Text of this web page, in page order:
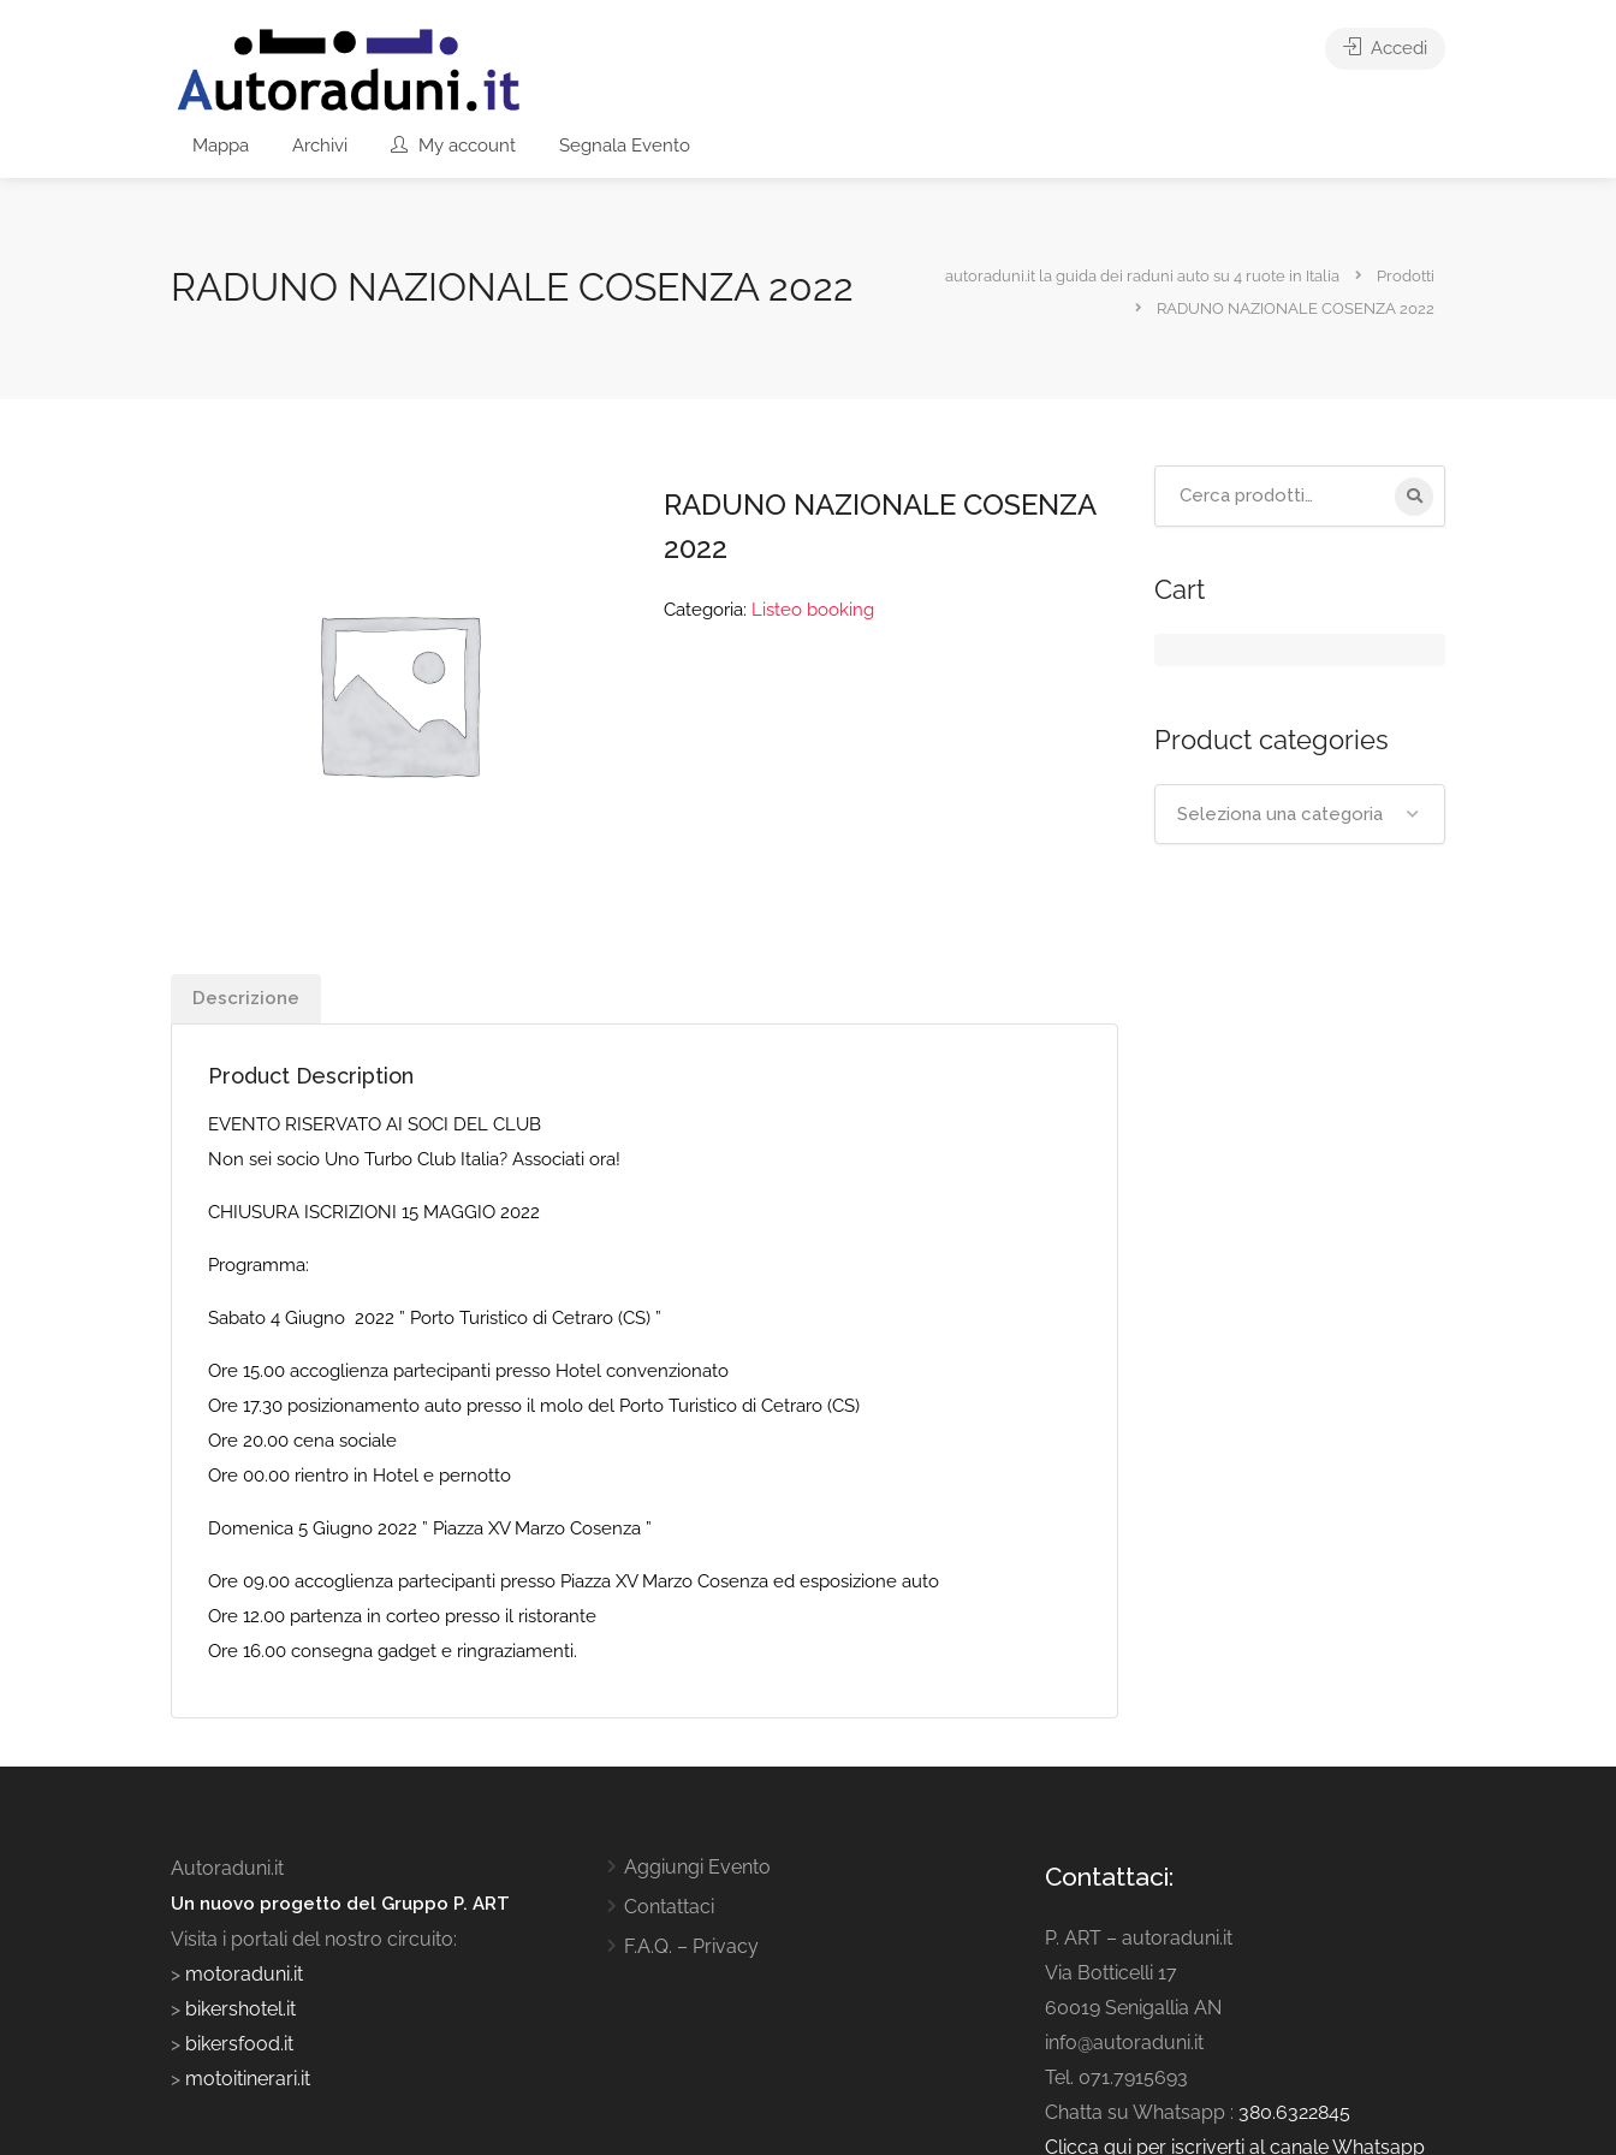
Mappa Archivi My account Segnala Evento
Accedi
RADUNO NAZIONALE COSENZA 2022 autoraduni.it la guida dei raduni auto su 4 ruote in Italia
Prodotti
RADUNO NAZIONALE COSENZA 2022
RADUNO NAZIONALE COSENZA
2022
Categoria: Listeo booking
Descrizione
Product Description
EVENTO RISERVATO AI SOCI DEL CLUB
Non sei socio Uno Turbo Club Italia? Associati ora!
CHIUSURA ISCRIZIONI 15 MAGGIO 2022
Programma:
Sabato 4 Giugno 2022 ” Porto Turistico di Cetraro (CS) ”
Ore 15.00 accoglienza partecipanti presso Hotel convenzionato
Ore 17.30 posizionamento auto presso il molo del Porto Turistico di Cetraro (CS)
Ore 20.00 cena sociale
Ore 00.00 rientro in Hotel e pernotto
Domenica 5 Giugno 2022 ” Piazza XV Marzo Cosenza ”
Ore 09.00 accoglienza partecipanti presso Piazza XV Marzo Cosenza ed esposizione auto
Ore 12.00 partenza in corteo presso il ristorante
Ore 16.00 consegna gadget e ringraziamenti.
Cart
Product categories
Seleziona una categoria
Autoraduni.it
Un nuovo progetto del Gruppo P. ART
Visita i portali del nostro circuito:
> motoraduni.it
> bikershotel.it
> bikersfood.it
> motoitinerari.it
Aggiungi Evento
Contattaci
F.A.Q. – Privacy
Contattaci:
P. ART – autoraduni.it
Via Botticelli 17
60019 Senigallia AN
info@autoraduni.it
Tel. 071.7915693
Chatta su Whatsapp : 380.6322845
Clicca qui per iscriverti al canale Whatsapp